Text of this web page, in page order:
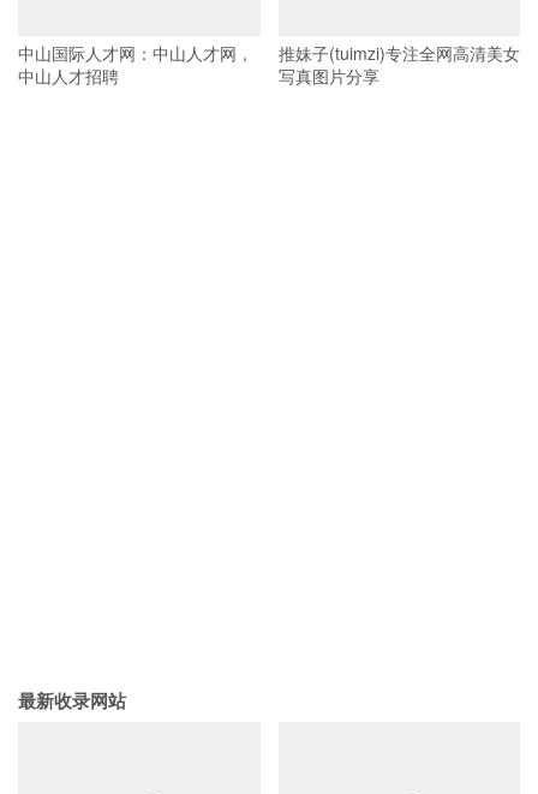
中山国际人才网：中山人才网，
中山人才招聘
推妹子(tuimzi)专注全网高清美女
写真图片分享
最新收录网站